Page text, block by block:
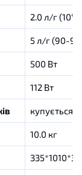
2.0 л/г (10°C)
5 л/г (90-
500 Вт
112 Вт
купується
10.0 кг